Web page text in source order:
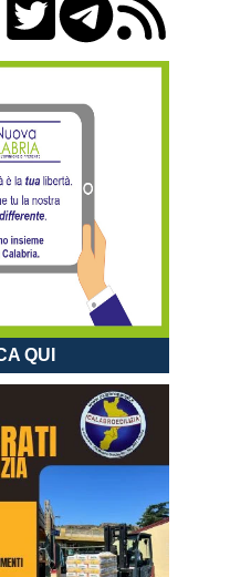
QUI